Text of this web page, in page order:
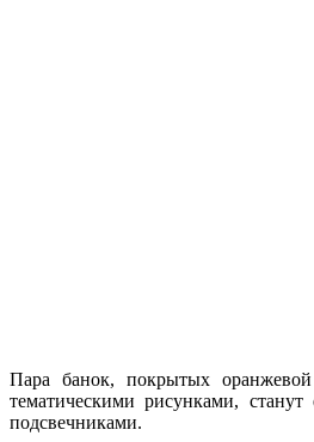
Пара банок, покрытых
тематическими рисунками,
подсвечниками.